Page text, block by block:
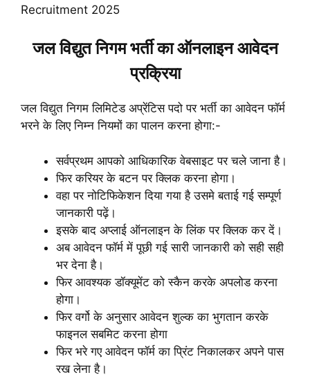
Recruitment 2025
जल विद्युत निगम भर्ती का ऑनलाइन आवेदन
प्रक्रिया
जल विद्युत निगम लिमिटेड अप्रेंटिस पदो पर भर्ती का आवेदन फॉर्म
भरने के लिए निम्न नियमों का पालन करना होगा:-
सर्वप्रथम आपको आधिकारिक वेबसाइट पर चले जाना है।
फिर करियर के बटन पर क्लिक करना होगा।
वहा पर नोटिफिकेशन दिया गया है उसमे बताई गई सम्पूर्ण
जानकारी पढ़ें।
इसके बाद अप्लाई ऑनलाइन के लिंक पर क्लिक कर दें।
अब आवेदन फॉर्म में पूछी गई सारी जानकारी को सही सही
भर देना है।
फिर आवश्यक डॉक्यूमेंट को स्कैन करके अपलोड करना
होगा।
फिर वर्गो के अनुसार आवेदन शुल्क का भुगतान करके
फाइनल सबमिट करना होगा
फिर भरे गए आवेदन फॉर्म का प्रिंट निकालकर अपने पास
रख लेना है।